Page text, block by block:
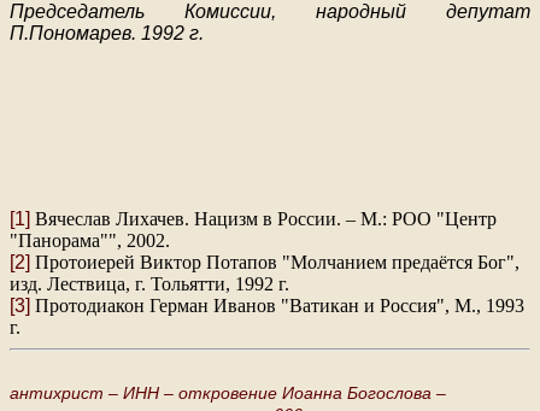
Председатель Комиссии, народный депутат
П.Пономарев. 1992 г.
[1] Вячеслав Лихачев. Нацизм в России. – М.: РОО "Центр
"Панорама"", 2002.
[2] Протоиерей Виктор Потапов "Молчанием предаётся Бог",
изд. Лествица, г. Тольятти, 1992 г.
[3] Протодиакон Герман Иванов "Ватикан и Россия", М., 1993
г.
антихрист – ИНН – откровение Иоанна Богослова –